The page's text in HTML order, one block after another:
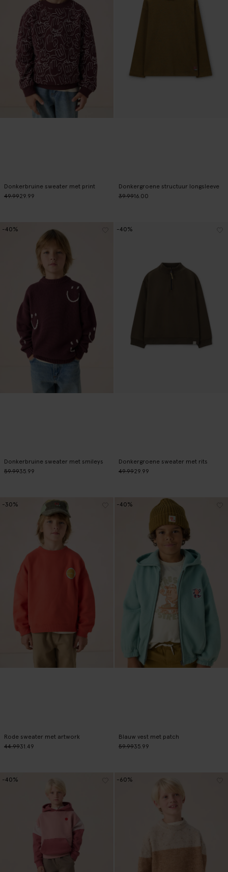
Donkerbruine sweater met print
49.9929.99
Donkergroene structuur longsleeve
39.9916.00
Donkerbruine sweater met smileys
59.9935.99
-40%
Donkergroene sweater met rits
49.9929.99
-40%
Rode sweater met artwork
44.9931.49
-30%
Blauw vest met patch
59.9935.99
-40%
-40% -60%